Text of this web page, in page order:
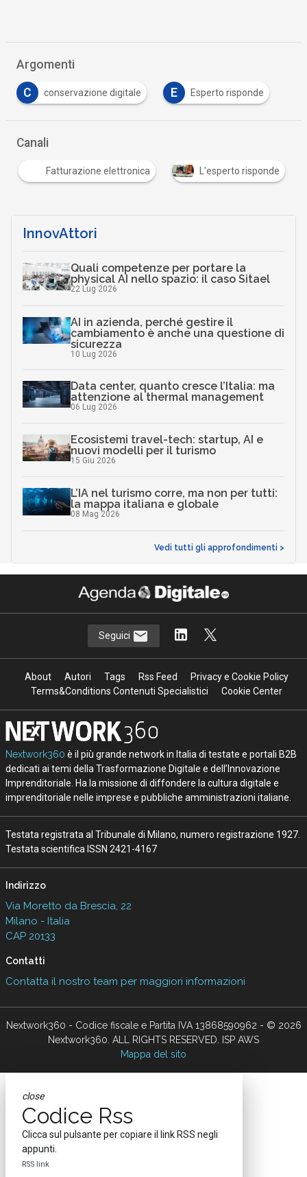
Argomenti
C conservazione digitale E Esperto risponde
Canali
Fatturazione elettronica L'esperto risponde
InnovAttori
Quali competenze per portare la
physical AI nello spazio: il caso Sitael
22 Lug 2026
AI in azienda, perché gestire il
cambiamento è anche una questione di
sicurezza
10 Lug 2026
Data center, quanto cresce l’Italia: ma
attenzione al thermal management
06 Lug 2026
Ecosistemi travel-tech: startup, AI e
nuovi modelli per il turismo
15 Giu 2026
L’IA nel turismo corre, ma non per tutti:
la mappa italiana e globale
08 Mag 2026
Vedi tutti gli approfondimenti >
Seguici
About Autori Tags Rss Feed
Privacy e Cookie Policy
Terms&Conditions Contenuti Specialistici
Cookie Center
Nextwork360 è il più grande network in Italia di testate e portali B2B
dedicati ai temi della Trasformazione Digitale e dell’Innovazione
Imprenditoriale. Ha la missione di diffondere la cultura digitale e
imprenditoriale nelle imprese e pubbliche amministrazioni italiane.
Testata registrata al Tribunale di Milano, numero registrazione 1927.
Testata scientifica ISSN 2421-4167
Indirizzo
Via Moretto da Brescia, 22
Milano - Italia
CAP 20133
Contatti
Contatta il nostro team per maggiori informazioni
Nextwork360 - Codice fiscale e Partita IVA 13868590962 - © 2026
Nextwork360. ALL RIGHTS RESERVED. ISP AWS
Mappa del sito
close
Codice Rss
Clicca sul pulsante per copiare il link RSS negli
appunti.
RSS link